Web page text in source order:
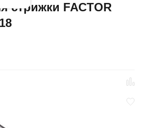
стрижки FACTOR